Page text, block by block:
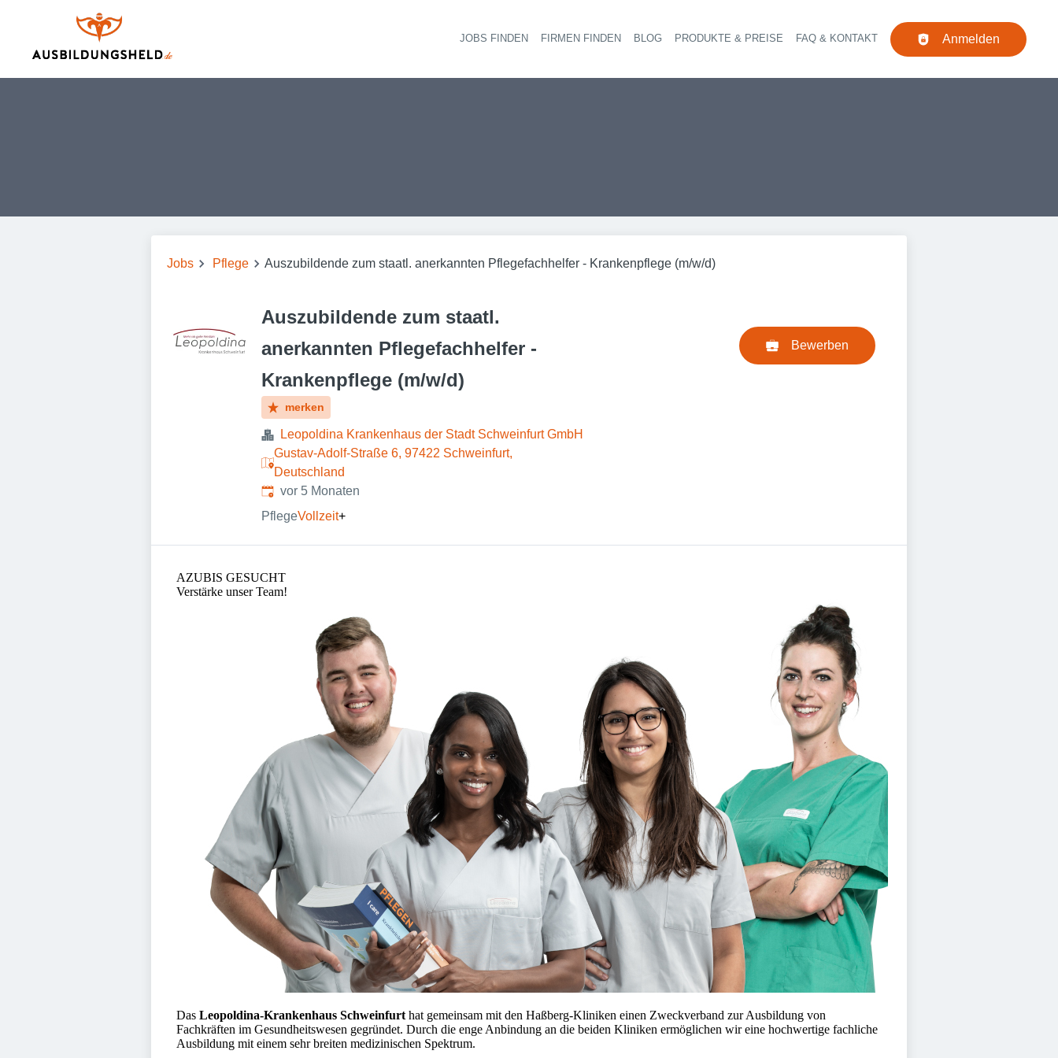
Haupt-Navigation
JOBS FINDEN FIRMEN FINDEN BLOG PRODUKTE & PREISE FAQ & KONTAKT Anmelden
Jobs Pflege Auszubildende zum staatl. anerkannten Pflegefachhelfer - Krankenpflege (m/w/d)
Auszubildende zum staatl.
anerkannten Pflegefachhelfer -
Krankenpflege (m/w/d)
merken
Leopoldina Krankenhaus der Stadt Schweinfurt GmbH
Gustav-Adolf-Straße 6, 97422 Schweinfurt,
Deutschland
Veröffentlicht:
vor 5 Monaten
PflegeVollzeit+
Bewerben